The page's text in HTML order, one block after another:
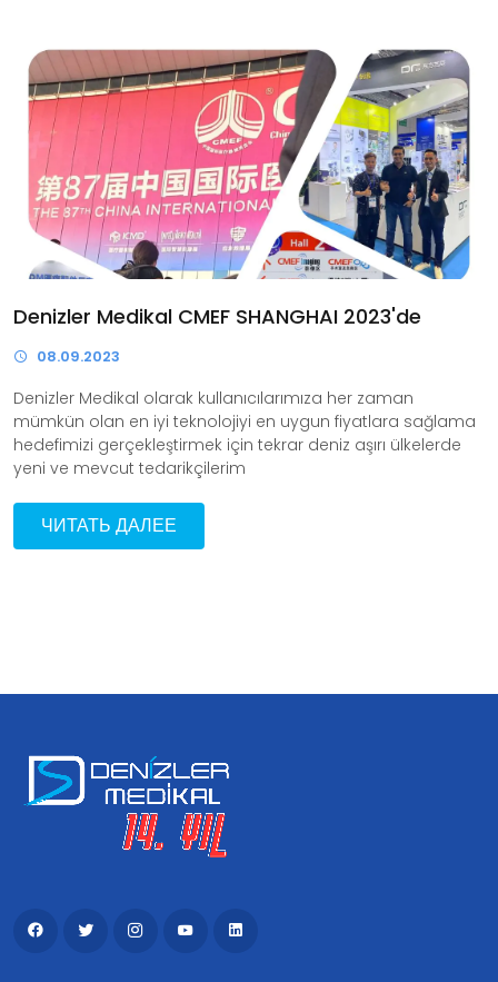
Denizler Medikal CMEF SHANGHAI 2023'de
08.09.2023
Denizler Medikal olarak kullanıcılarımıza her zaman
mümkün olan en iyi teknolojiyi en uygun fiyatlara sağlama
hedefimizi gerçekleştirmek için tekrar deniz aşırı ülkelerde
yeni ve mevcut tedarikçilerim
ЧИТАТЬ ДАЛЕЕ